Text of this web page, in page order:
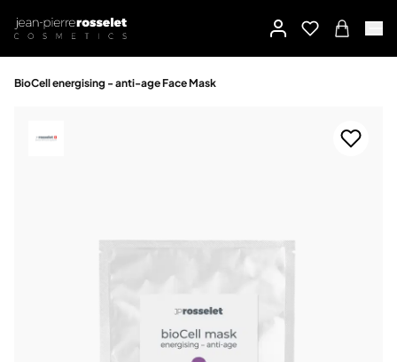
BioCell energising - anti-age Face Mask